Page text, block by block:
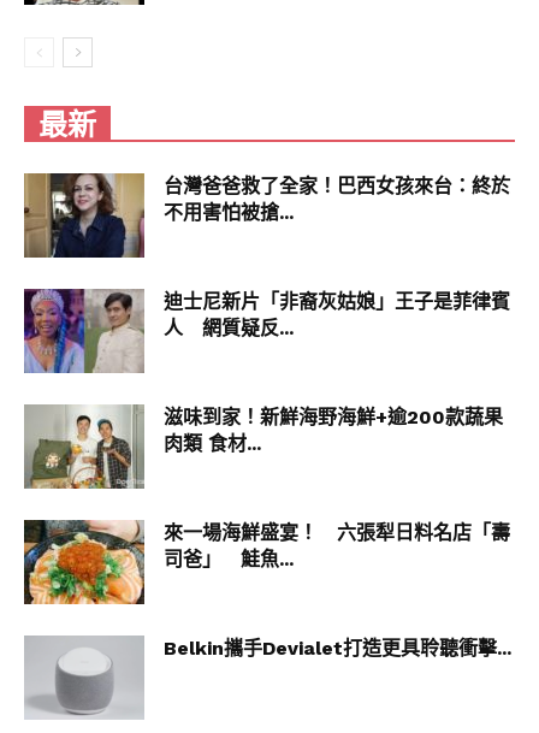
最新
台灣爸爸救了全家！巴西女孩來台：終於
不用害怕被搶...
迪士尼新片「非裔灰姑娘」王子是菲律賓
人 網質疑反...
滋味到家！新鮮海野海鮮+逾200款蔬果
肉類 食材...
來一場海鮮盛宴！ 六張犁日料名店「壽
司爸」 鮭魚...
Belkin攜手Devialet打造更具聆聽衝擊...